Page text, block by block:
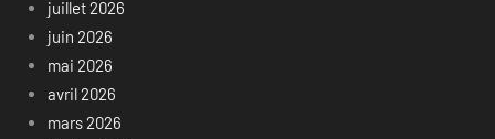
juillet 2026
juin 2026
mai 2026
avril 2026
mars 2026